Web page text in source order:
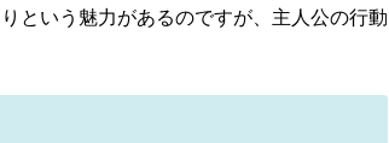
という魅力があるのですが、主人公の行動